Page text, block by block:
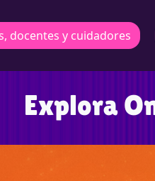
docentes y cuidadores
Explora